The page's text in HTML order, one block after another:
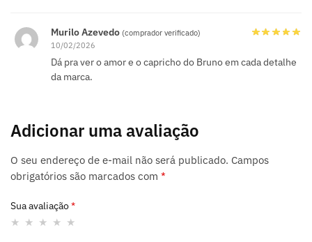
Murilo Azevedo (comprador verificado)
10/02/2026
Dá pra ver o amor e o capricho do Bruno em cada detalhe
da marca.
Adicionar uma avaliação
O seu endereço de e-mail não será publicado. Campos
obrigatórios são marcados com *
Sua avaliação*